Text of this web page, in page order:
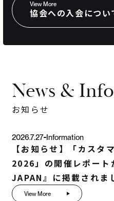
View More
協会への入会につい
News &
お知らせ
2026.7.27 Information
【お知らせ】「カスタ
2026」の開催レポー
JAPAN』に掲載されま
View More